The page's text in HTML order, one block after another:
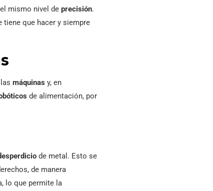
mismo nivel de precisión.
tiene que hacer y siempre
máquinas y, en
de alimentación, por
de metal. Esto se
de manera
lo que permite la